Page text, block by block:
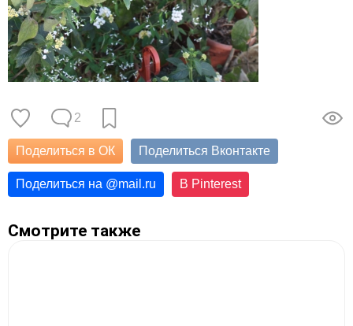
2
Поделиться в ОК Поделиться Вконтакте
Поделиться на @mail.ru В Pinterest
Смотрите также